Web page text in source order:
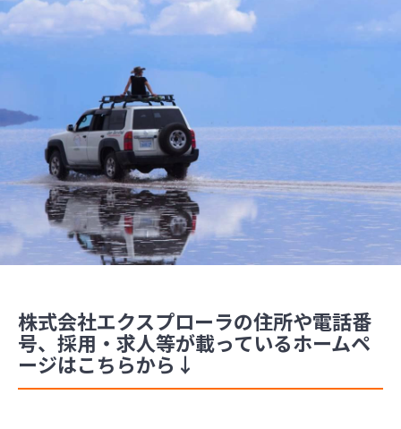
株式会社エクスプローラの住所や電話番
号、採用・求人等が載っているホームペ
ージはこちらから↓